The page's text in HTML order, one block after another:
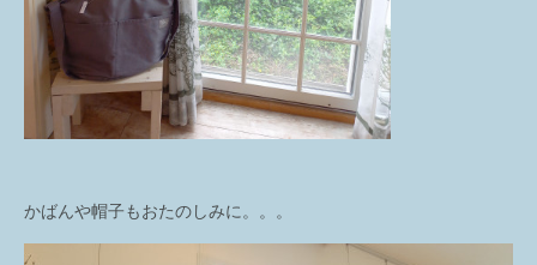
かばんや帽子もおたのしみに。。。